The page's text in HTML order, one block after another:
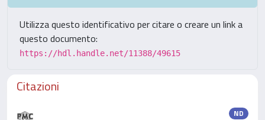
Utilizza questo identificativo per citare o creare un link a
questo documento:
https://hdl.handle.net/11388/49615
Citazioni
ND